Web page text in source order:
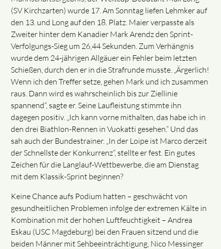
(SV Kirchzarten) wurde 17. Am Sonntag liefen Lehmker auf
den 13. und Long auf den 18. Platz. Maier verpasste als
Zweiter hinter dem Kanadier Mark Arendz den Sprint-
Verfolgungs-Sieg um 26,44 Sekunden. Zum Verhängnis
wurde dem 24-jährigen Allgäuer ein Fehler beim letzten
Schießen, durch den er in die Strafrunde musste. „Ärgerlich!
Wenn ich den Treffer setze, gehen Mark und ich zusammen
raus. Dann wird es wahrscheinlich bis zur Ziellinie
spannend“, sagte er. Seine Laufleistung stimmte ihn
dagegen positiv. „Ich kann vorne mithalten, das habe ich in
den drei Biathlon-Rennen in Vuokatti gesehen.“ Und das
sah auch der Bundestrainer. „In der Loipe ist Marco derzeit
der Schnellste der Konkurrenz“, stellte er fest. Ein gutes
Zeichen für die Langlauf-Wettbewerbe, die am Dienstag
mit dem Klassik-Sprint beginnen?
Keine Chance aufs Podium hatten – geschwächt von
gesundheitlichen Problemen infolge der extremen Kälte in
Kombination mit der hohen Luftfeuchtigkeit – Andrea
Eskau (USC Magdeburg) bei den Frauen sitzend und die
beiden Männer mit Sehbeeinträchtigung, Nico Messinger